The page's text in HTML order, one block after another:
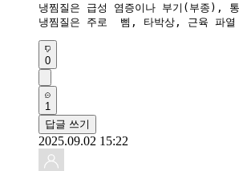
냉찜질은 급성 염증이나 부기(부종),
냉찜질은 주로  삠, 타박상, 근육 파
0
1
답글 쓰기
2025.09.02 15:22